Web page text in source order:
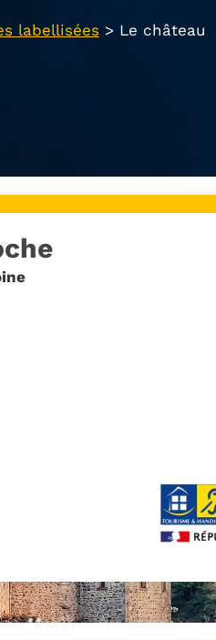
labellisées > Le château